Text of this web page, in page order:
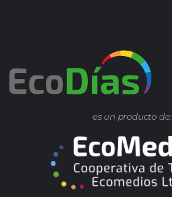
es un producto de: